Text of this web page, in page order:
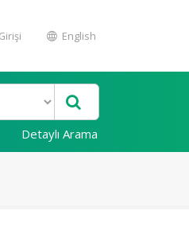
English
Detaylı Arama